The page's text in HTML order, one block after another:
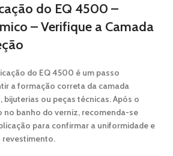
do EQ 4500 –
– Verifique a Camada
do EQ 4500 é um passo
aformação correta da camada
bijuterias ou peças técnicas. Após o
no banho do verniz, recomenda-se
para confirmar a uniformidade e
revestimento.